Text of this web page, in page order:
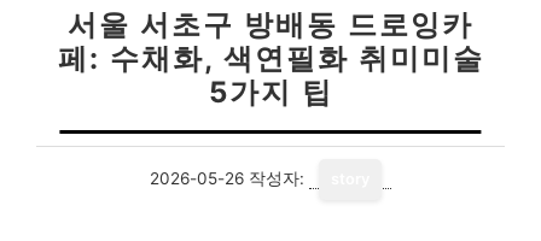
서울 서초구 방배동 드로잉카
페: 수채화, 색연필화 취미미술
5가지 팁
2026-05-26 작성자: